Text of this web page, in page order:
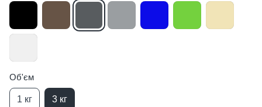
Об'єм
1 кг 3 кг